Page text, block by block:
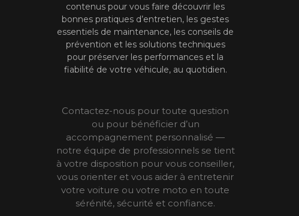
contenus pour vous faire découvrir les
bonnes pratiques d’entretien, les gestes
essentiels de maintenance, les conseils de
prévention et les solutions techniques
pour préserver les performances et la
fiabilité de votre véhicule, au quotidien.
Contactez-nous pour toute question
ou pour bénéficier d’un
accompagnement personnalisé —
notre équipe de professionnels se tient
à votre disposition pour vous conseiller,
vous orienter et vous aider à entretenir
votre voiture ou votre moto en toute
sérénité, sécurité et confiance.